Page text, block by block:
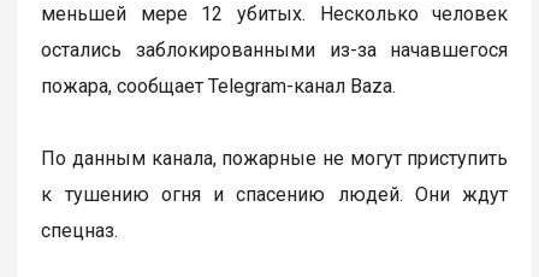
меньшей мере 12 убитых. Несколько человек
остались заблокированными из-за начавшегося
пожара, сообщает Telegram-канал Baza.
По данным канала, пожарные не могут приступить
к тушению огня и спасению людей. Они ждут
спецназ.